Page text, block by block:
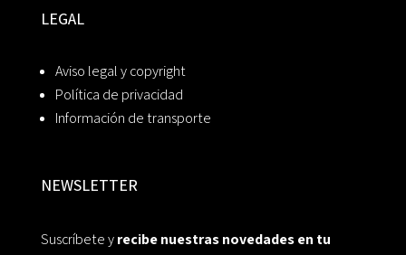
LEGAL
Aviso legal y copyright
Política de privacidad
Información de transporte
NEWSLETTER
Suscríbete yrecibe nuestras novedades en tu